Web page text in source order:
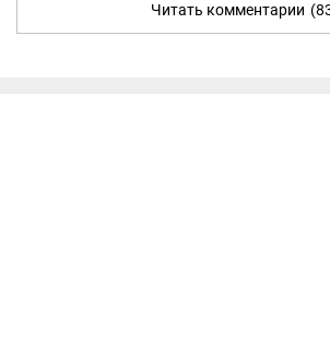
Читать комментарии